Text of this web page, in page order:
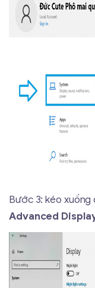
Bước 3: kéo
Advanced